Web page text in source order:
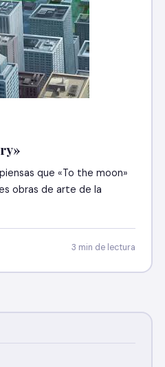
que «To the moon»
obras de arte de la
3 min de lectura